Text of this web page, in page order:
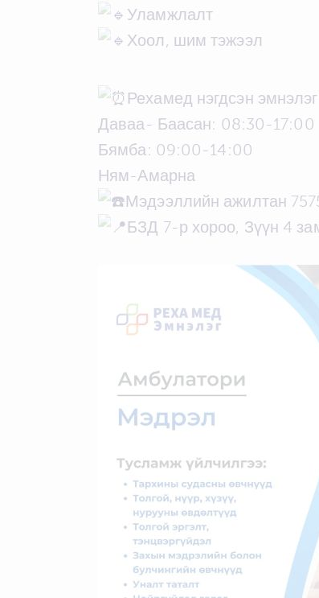
Уламжлалт
Хоол, шим тэжээл
Рехамед нэгдсэн эмнэлэг
Даваа- Баасан: 08:30-17:00
Бямба: 09:00-14:00
Ням-Амарна
Мэдээллийн ажилтан
БЗД 7-р хороо, Зүүн 4